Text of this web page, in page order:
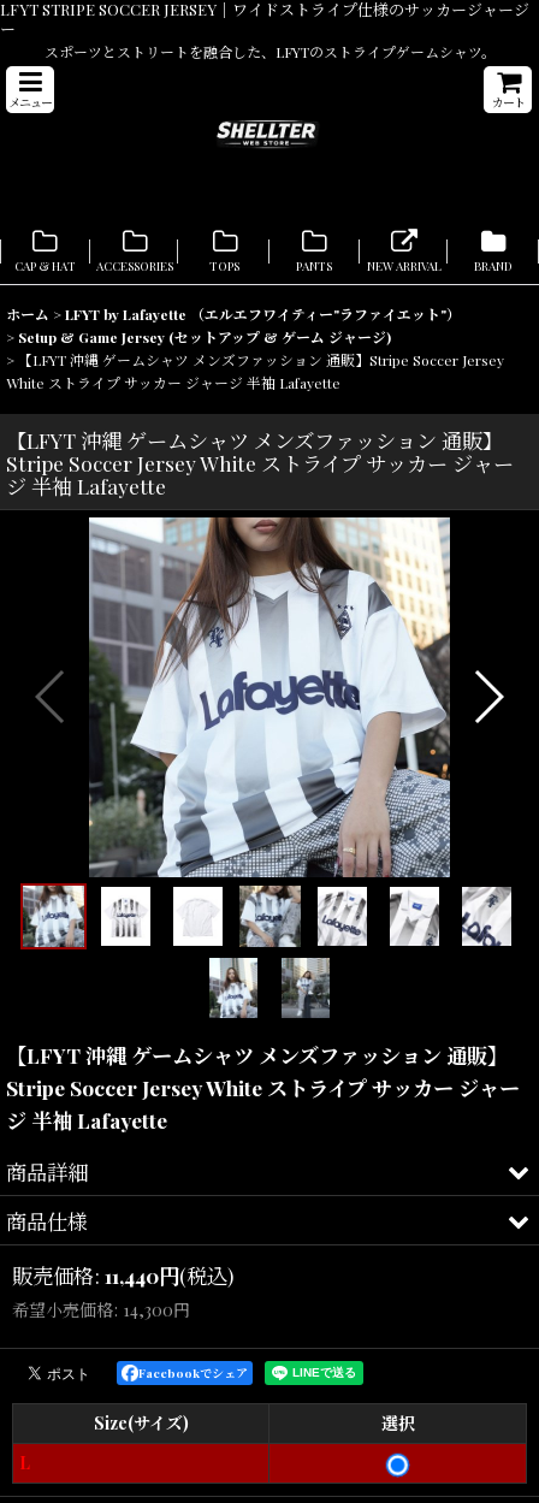
LFYT STRIPE SOCCER JERSEY｜ワイドストライプ仕様のサッカージャージ
ー
スポーツとストリートを融合した、LFYTのストライプゲームシャツ。
メニュー カート
CAP & HAT ACCESSORIES TOPS PANTS NEW ARRIVAL BRAND
ホーム >LFYT by Lafayette （エルエフワイティー"ラファイエット"）
> Setup & Game Jersey (セットアップ & ゲーム ジャージ)
>
【LFYT 沖縄 ゲームシャツ メンズファッション 通販】Stripe Soccer Jersey
White ストライプ サッカー ジャージ 半袖 Lafayette
【LFYT 沖縄 ゲームシャツ メンズファッション 通販】
Stripe Soccer Jersey White ストライプ サッカー ジャー
ジ 半袖 Lafayette
【LFYT 沖縄 ゲームシャツ メンズファッション 通販】
Stripe Soccer Jersey White ストライプ サッカー ジャー
ジ 半袖 Lafayette
商品詳細
LFYT by Lafayette
（エルエフワイティー / ラファイエット）
クラシックなフットボールユニフォームを現代的なストリートウェ
アとして再構築したサッカージャージー。
フロントには、グラデーションで表現したワイドストライプを配
商品仕様
販売価格: 11,440円(税込)
希望小売価格: 14,300円
Facebookでシェア
Size(サイズ)
選択
L